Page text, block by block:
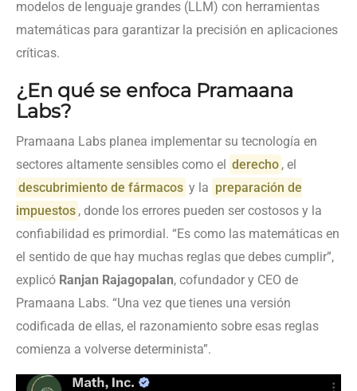
modelos de lenguaje grandes (LLM) con herramientas
matemáticas para garantizar la precisión en aplicaciones
críticas.
¿En qué se enfoca Pramaana
Labs?
Pramaana Labs planea implementar su tecnología en
sectores altamente sensibles como el derecho , el
descubrimiento de fármacos y la preparación de
impuestos , donde los errores pueden ser costosos y la
confiabilidad es primordial. “Es como las matemáticas en
el sentido de que hay muchas reglas que debes cumplir”,
explicó Ranjan Rajagopalan, cofundador y CEO de
Pramaana Labs. “Una vez que tienes una versión
codificada de ellas, el razonamiento sobre esas reglas
comienza a volverse determinista”.